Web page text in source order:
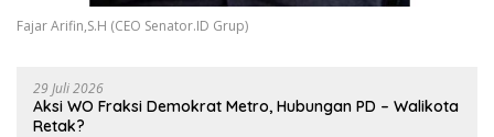
Fajar Arifin,S.H (CEO Senator.ID Grup)
29 Juli 2026
Aksi WO Fraksi Demokrat Metro, Hubungan PD – Walikota
Retak?